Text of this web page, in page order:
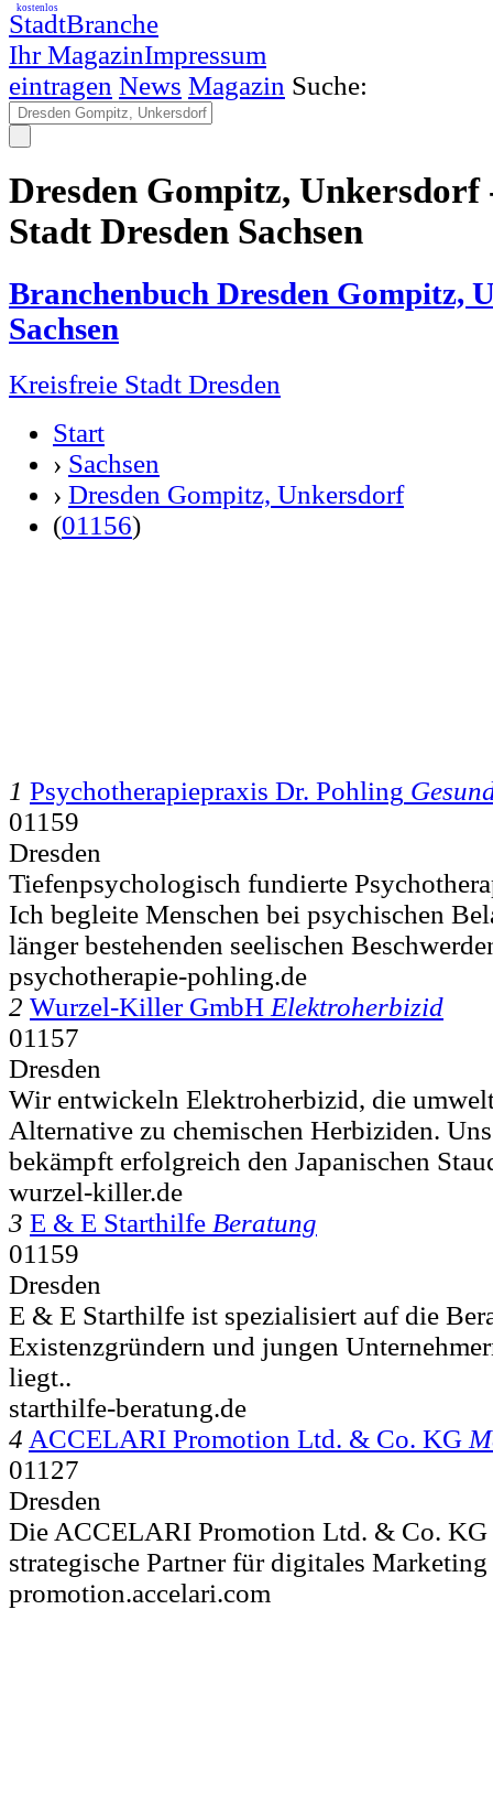
StadtBranche
Ihr MagazinImpressum
kostenlos
eintragen News Magazin Suche:
Dresden Gompitz,
Stadt Dresden Sachsen
Branchenbuch Dresden Gompitz,
Sachsen
Kreisfreie Stadt Dresden
Start
› Sachsen
› Dresden Gompitz, Unkersdorf
(01156)
1 Psychotherapiepraxis Dr. Pohling
01159
Dresden
Tiefenpsychologisch fundierte
Ich begleite Menschen bei psychischen
länger bestehenden seelischen
psychotherapie-pohling.de
2 Wurzel-Killer GmbH Elektroherbizid
01157
Dresden
Wir entwickeln Elektroherbizid, die
Alternative zu chemischen Herbiziden.
bekämpft erfolgreich den Japanischen
wurzel-killer.de
3 E & E Starthilfe Beratung
01159
Dresden
E & E Starthilfe ist spezialisiert auf die
Existenzgründern und jungen
liegt..
starthilfe-beratung.de
4 ACCELARI Promotion Ltd. & Co. KG
01127
Dresden
Die ACCELARI Promotion Ltd. & Co. KG
strategische Partner für digitales
promotion.accelari.com